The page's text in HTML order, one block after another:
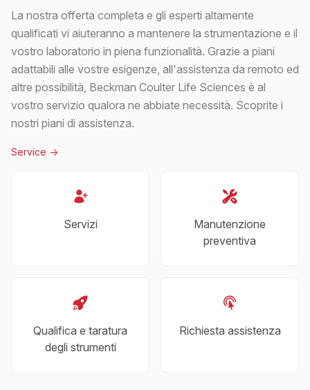
La nostra offerta completa e gli esperti altamente
qualificati vi aiuteranno a mantenere la strumentazione e il
vostro laboratorio in piena funzionalità. Grazie a piani
adattabili alle vostre esigenze, all'assistenza da remoto ed
altre possibilità, Beckman Coulter Life Sciences è al
vostro servizio qualora ne abbiate necessità. Scoprite i
nostri piani di assistenza.
Service ->
Servizi
Manutenzione
preventiva
Qualifica e taratura
degli strumenti
Richiesta assistenza